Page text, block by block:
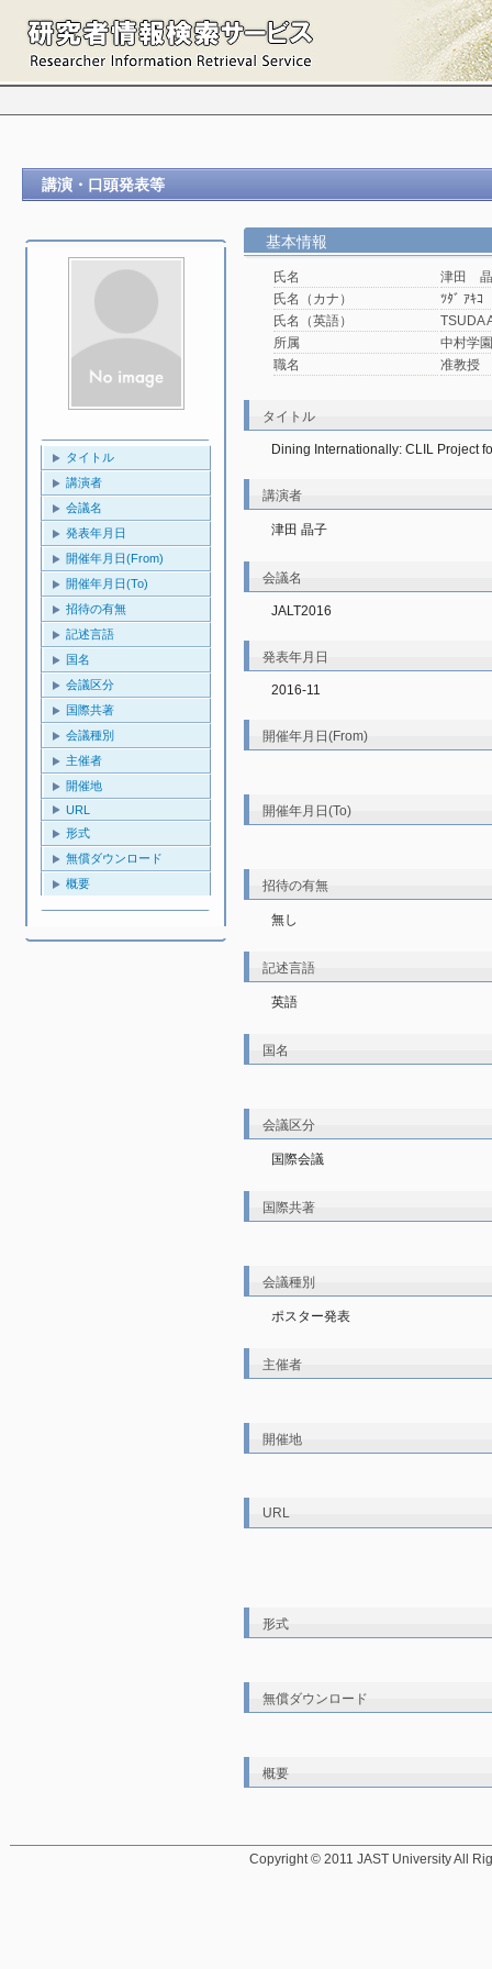
講演・口頭発表等
タイトル
講演者
会議名
発表年月日
開催年月日(From)
開催年月日(To)
招待の有無
記述言語
国名
会議区分
国際共著
会議種別
主催者
開催地
URL
形式
無償ダウンロード
概要
基本情報
氏名
津田
氏名（カナ）
ﾂﾀﾞ ｱｷｺ
氏名（英語）
TSUDA
所属
中村学
職名
准教授
タイトル
Dining Internationally: CLIL Project
講演者
津田 晶子
会議名
JALT2016
発表年月日
2016-11
開催年月日(From)
開催年月日(To)
招待の有無
無し
記述言語
英語
国名
会議区分
国際会議
国際共著
会議種別
ポスター発表
主催者
開催地
URL
形式
無償ダウンロード
概要